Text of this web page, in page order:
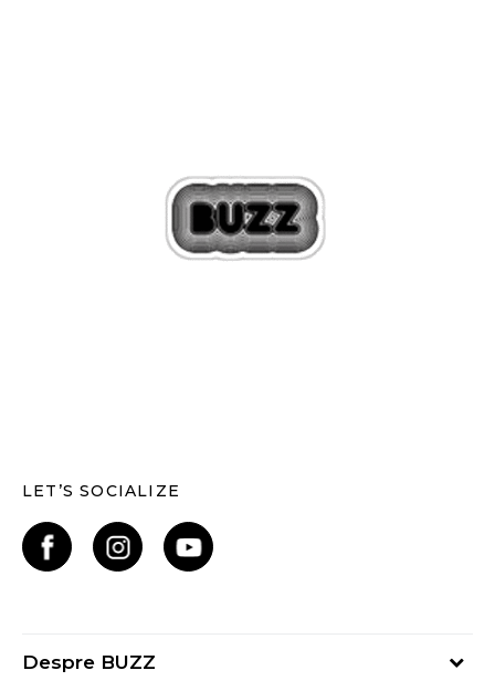
LET’S SOCIALIZE
Despre BUZZ